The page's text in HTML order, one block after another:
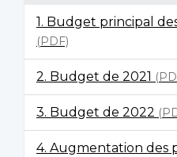
1. Budget principal
(PDF)
2. Budget de 2021
3. Budget de 2022
4. Augmentation des